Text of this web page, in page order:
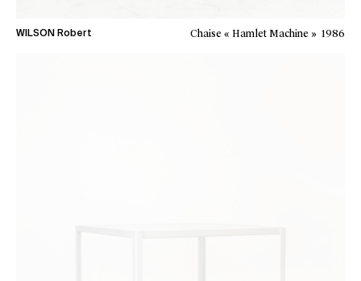
WILSON Robert Chaise « Hamlet Machine » 1986